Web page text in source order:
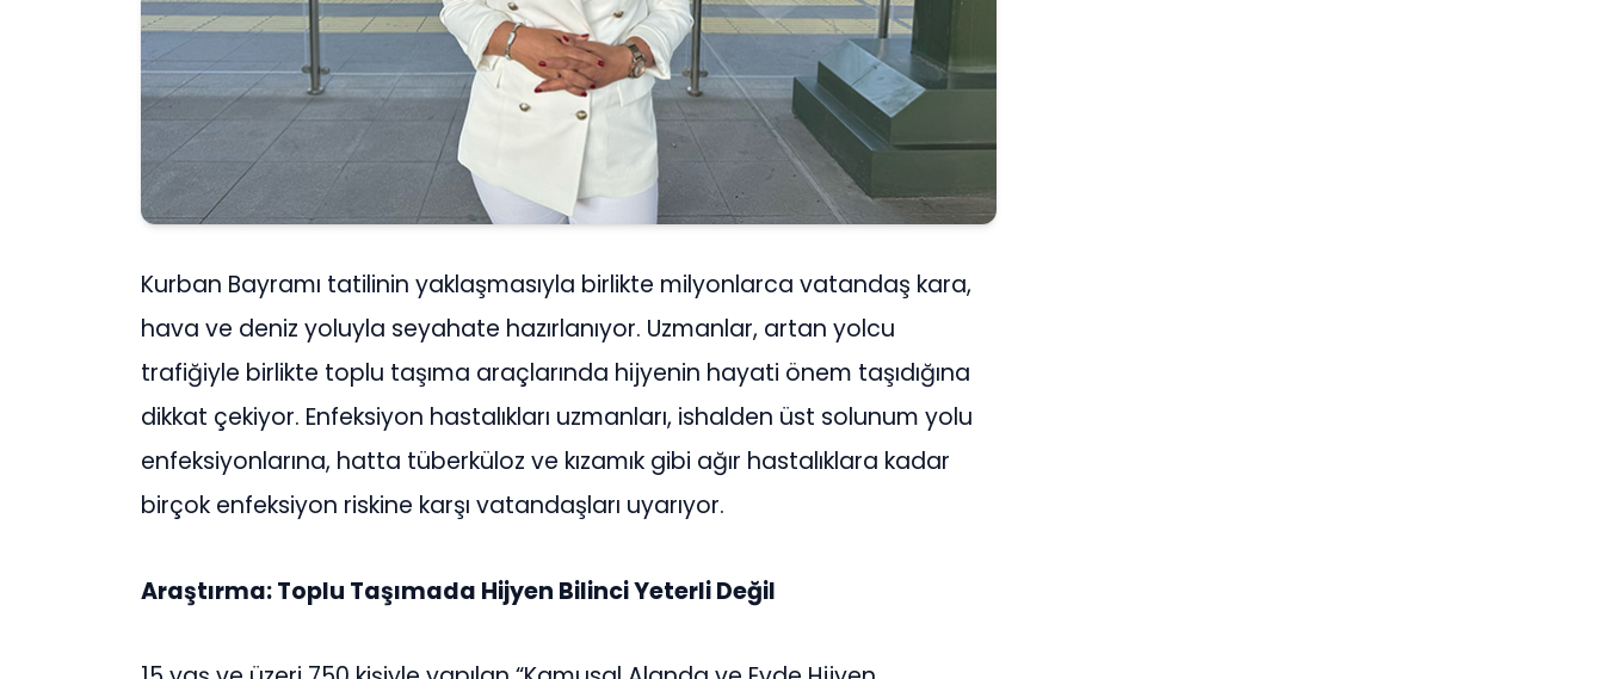
Kurban Bayramı tatilinin yaklaşmasıyla birlikte milyonlarca vatandaş kara,
hava ve deniz yoluyla seyahate hazırlanıyor. Uzmanlar, artan yolcu
trafiğiyle birlikte toplu taşıma araçlarında hijyenin hayati önem taşıdığına
dikkat çekiyor. Enfeksiyon hastalıkları uzmanları, ishalden üst solunum yolu
enfeksiyonlarına, hatta tüberküloz ve kızamık gibi ağır hastalıklara kadar
birçok enfeksiyon riskine karşı vatandaşları uyarıyor.
Araştırma: Toplu Taşımada Hijyen Bilinci Yeterli Değil